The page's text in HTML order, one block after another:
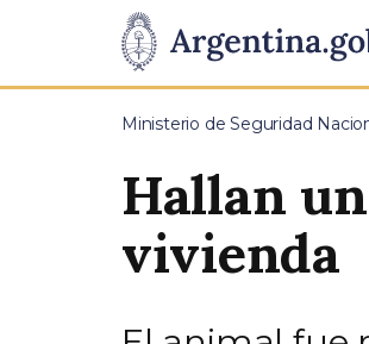
Presidencia
de
Pasar al contenido principal
Ministerio de Seguridad
Hallan
vivienda